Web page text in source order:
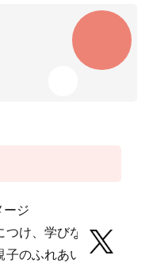
け、学びながら成
のふれあいを深め